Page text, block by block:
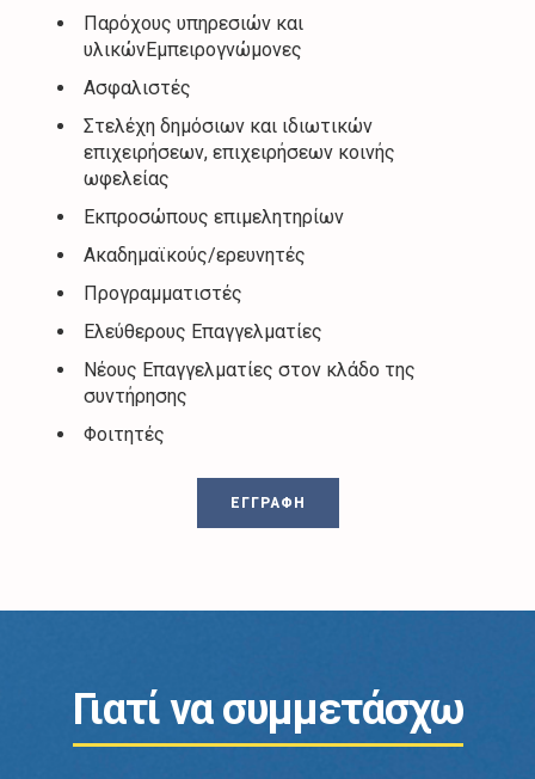
Παρόχους υπηρεσιών και
υλικώνΕμπειρογνώμονες
Ασφαλιστές
Στελέχη δημόσιων και ιδιωτικών
επιχειρήσεων, επιχειρήσεων κοινής
ωφελείας
Εκπροσώπους επιμελητηρίων
Ακαδημαϊκούς/ερευνητές
Προγραμματιστές
Ελεύθερους Επαγγελματίες
Νέους Επαγγελματίες στον κλάδο της
συντήρησης
Φοιτητές
ΕΓΓΡΑΦΗ
Γιατί να συμμετάσχω